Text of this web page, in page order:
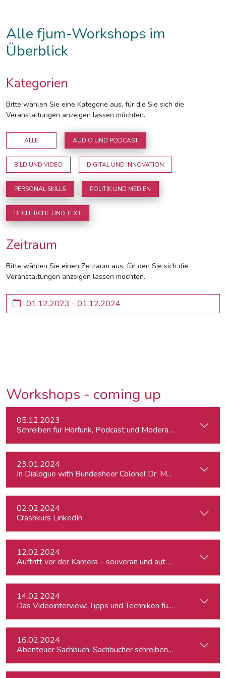
Alle fjum-Workshops im
Überblick
Kategorien
Bitte wählen Sie eine Kategorie aus, für die Sie sich die
Veranstaltungen anzeigen lassen möchten.
ALLE AUDIO UND PODCAST
BILD UND VIDEO DIGITAL UND INNOVATION
PERSONAL SKILLS POLITIK UND MEDIEN
RECHERCHE UND TEXT
Zeitraum
Bitte wählen Sie einen Zeitraum aus, für den Sie sich die
Veranstaltungen anzeigen lassen möchten.
Workshops - coming up
05.12.2023
Schreiben für Hörfunk, Podcast und Moderation
23.01.2024
In Dialogue with Bundesheer Colonel Dr. Markus Reisner
02.02.2024
Crashkurs LinkedIn
12.02.2024
Auftritt vor der Kamera – souverän und authentisch
14.02.2024
Das Videointerview: Tipps und Techniken für TV und Web
16.02.2024
Abenteuer Sachbuch. Sachbücher schreiben für